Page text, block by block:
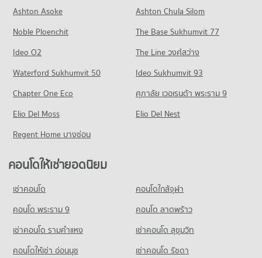
คอนโด รร.ธัญบุรี
269 โครงการ
คอนโดให้เช่า รร.ธัญบุรี
มีคอนโดให้เช่า 376 ประกาศ
ขายคอนโด รร.ธัญบุรี
มีคอนโดขาย 211 ประกาศ
คอนโด รร.สายปัญญารังสิต
มีคอนโดให้เช่า 387 ประกาศ
ขายคอนโด รร.สายปัญญารังสิต
มีคอนโดขาย 213 ประกาศ
คอนโด รร.ดอนเมืองทหารอากาศบํารุง
มีคอนโดให้เช่า 2,111 ประกาศ
ขายคอนโด แม็คโคร รังสิต
226 โครงการ
คอนโดให้เช่า โฮมโปร รังสิต
มีคอนโดขาย 233 ประกาศ
คอนโดให้เช่า ถนนรังสิต-นครนายก
มีคอนโดให้เช่า 1,326 ประกาศ
ขายคอนโด ถนนรังสิต-นครนายก
มีคอนโดขาย 369 ประกาศ
คอนโด ถนนลำลูกกา
มีคอนโดให้เช่า 411 ประกาศ
ขายคอนโด ถนนลำลูกกา
มีคอนโดขาย 171 ประกาศ
คอนโด ถนนวิภาวดีรังสิต
มีคอนโดให้เช่า 17,705 ประกาศ
ขายคอนโด ถนนวิภาวดีรังสิต
มีคอนโดขาย 6,915 ประกาศ
221 โครงการ
คอนโดให้เช่า รพ.วิภาวดีรังสิต
มีคอนโดขาย 208 ประกาศ
คอนโด สนามบินดอนเมือง
408 โครงการ
คอนโดให้เช่า สนามบินดอนเมือง
มีคอนโดให้เช่า 1,749 ประกาศ
ขายคอนโด สนามบินดอนเมือง
มีคอนโดขาย 770 ประกาศ
Ashton Asoke
Ashton Chula Silom
Noble Ploenchit
The Base Sukhumvit 77
Ideo O2
The Line วงศ์สว่าง
Waterford Sukhumvit 50
Ideo Sukhumvit 93
Chapter One Eco
ศุภาลัย เวอเรนด้า พระราม 9
Elio Del Moss
Elio Del Nest
Regent Home บางซ่อน
คอนโดให้เช่ายอดนิยม
เช่าคอนโด
คอนโดใกล้จุฬา
คอนโด พระราม 9
คอนโด ลาดพร้าว
เช่าคอนโด รามคําแหง
เช่าคอนโด สุขุมวิท
คอนโดให้เช่า อ่อนนุช
เช่าคอนโด รัชดา